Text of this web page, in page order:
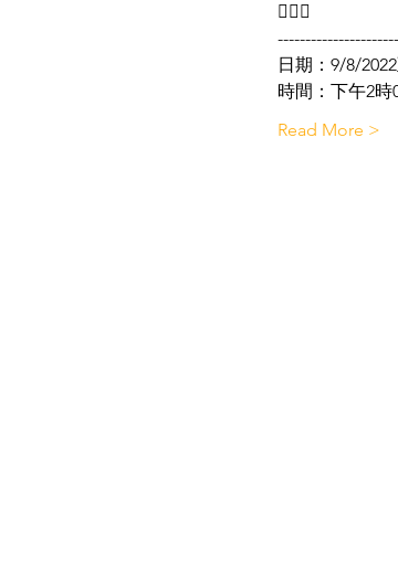
💆🏻‍♀️
日期：9/8/
時間：下午2時
Read More >